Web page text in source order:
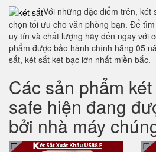
Với những đặc điểm trên,
chọn tối ưu cho văn phòng bạn. Để
uy tín và chất lượng hãy đến ngay với
phẩm được bảo hành chính hãng 05
sắt, két sắt két bạc lớn nhất miền bắc.
Các sản phẩm
safe hiện đang
bởi nhà máy